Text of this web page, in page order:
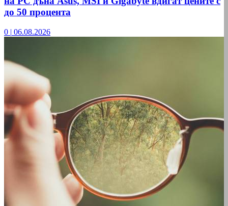
до 50 процента
0 | 06.08.2026